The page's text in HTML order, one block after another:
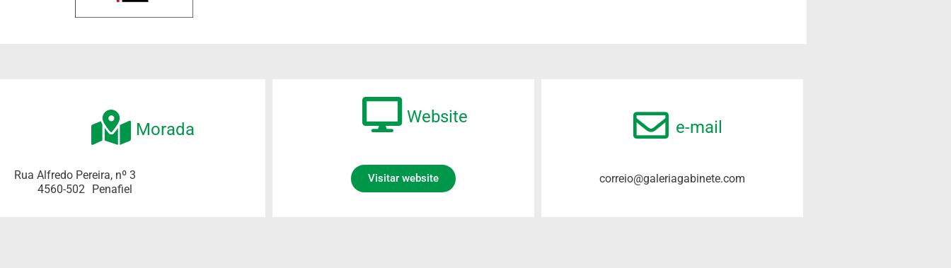
Morada
Rua Alfredo Pereira, nº 3
4560-502
Penafiel
Website
Visitar website
e-mail
correio@galeriagabinete.com